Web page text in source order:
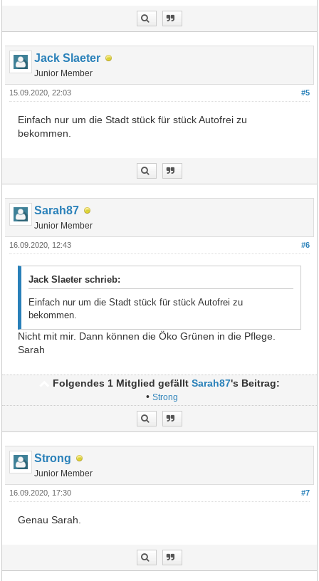
Jack Slaeter
Junior Member
#5
15.09.2020, 22:03
Einfach nur um die Stadt stück für stück Autofrei zu
bekommen.
Sarah87
Junior Member
#6
16.09.2020, 12:43
Jack Slaeter schrieb:
Einfach nur um die Stadt stück für stück Autofrei zu
bekommen.
Nicht mit mir. Dann können die Öko Grünen in die Pflege.
Sarah
Folgendes 1 Mitglied gefälltSarah87's Beitrag:
•Strong
Strong
Junior Member
#7
16.09.2020, 17:30
Genau Sarah.